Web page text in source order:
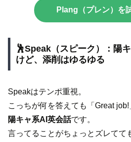
Plang（プレン）を
🕺Speak（スピーク）：陽
けど、添削はゆるゆる
Speakはテンポ重視。
こっちが何を答えても「Great job!
陽キャ系AI英会話です。
言ってることがちょっとズレてて